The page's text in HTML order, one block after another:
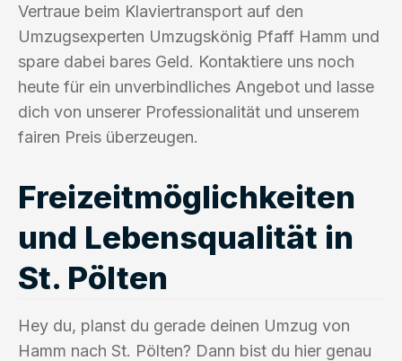
Vertraue beim Klaviertransport auf den
Umzugsexperten Umzugskönig Pfaff Hamm und
spare dabei bares Geld. Kontaktiere uns noch
heute für ein unverbindliches Angebot und lasse
dich von unserer Professionalität und unserem
fairen Preis überzeugen.
Freizeitmöglichkeiten
und Lebensqualität in
St. Pölten
Hey du, planst du gerade deinen Umzug von
Hamm nach St. Pölten? Dann bist du hier genau